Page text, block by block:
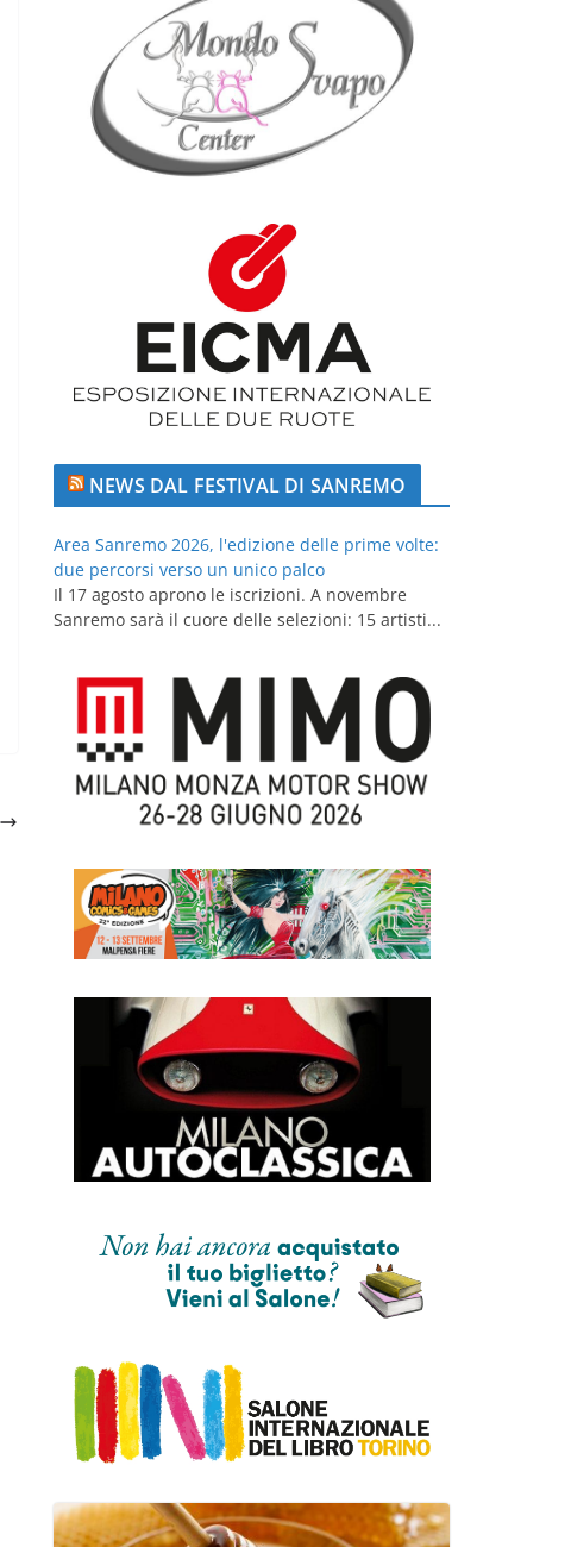
NEWS DAL FESTIVAL DI SANREMO
Area Sanremo 2026, l'edizione delle prime volte:
due percorsi verso un unico palco
Il 17 agosto aprono le iscrizioni. A novembre
Sanremo sarà il cuore delle selezioni: 15 artisti...